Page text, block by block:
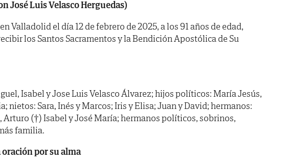
José Luis Velasco Herguedas)
Valladolid el día 12 de febrero de 2025, a los 91 años de edad,
los Santos Sacramentos y la Bendición Apostólica de Su
Isabel y Jose Luis Velasco Álvarez; hijos políticos: María Jesús,
nietos: Sara, Inés y Marcos; Iris y Elisa; Juan y David; hermanos:
Arturo (†) Isabel y José María; hermanos políticos, sobrinos,
familia.
por su alma